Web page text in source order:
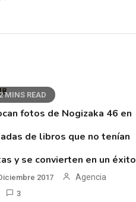
MINS READ
fotos de Nogizaka 46 en
de libros que no tenían
y se convierten en un éxito
2017
Agencia
3